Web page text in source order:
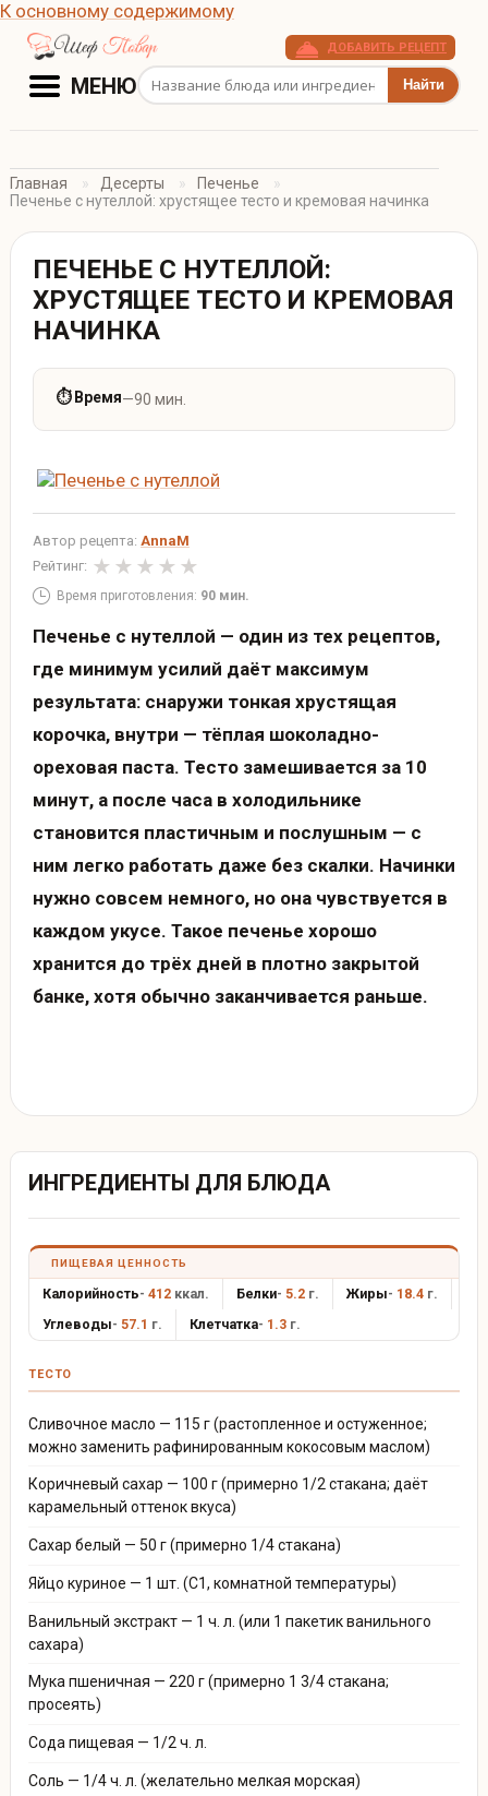
К основному содержимому
ДОБАВИТЬ РЕЦЕПТ
МЕНЮ Поиск рецептов
Главная Десерты
Печенье
Печенье с нутеллой: хрустящее тесто и кремовая начинка
ПЕЧЕНЬЕ С НУТЕЛЛОЙ:
ХРУСТЯЩЕЕ ТЕСТО И КРЕМОВАЯ
НАЧИНКА
⏱ Время—90 мин.
Автор рецепта: AnnaM
Рейтинг:
Время приготовления: 90 мин.
Печенье с нутеллой — один из тех рецептов,
где минимум усилий даёт максимум
результата: снаружи тонкая хрустящая
корочка, внутри — тёплая шоколадно-
ореховая паста. Тесто замешивается за 10
минут, а после часа в холодильнике
становится пластичным и послушным — с
ним легко работать даже без скалки. Начинки
нужно совсем немного, но она чувствуется в
каждом укусе. Такое печенье хорошо
хранится до трёх дней в плотно закрытой
банке, хотя обычно заканчивается раньше.
ИНГРЕДИЕНТЫ ДЛЯ БЛЮДА
ПИЩЕВАЯ ЦЕННОСТЬ
Калорийность- 412ккал. Белки- 5.2г. Жиры- 18.4г.
Углеводы- 57.1 г. Клетчатка- 1.3г.
ТЕСТО
Сливочное масло — 115 г (растопленное и остуженное;
можно заменить рафинированным кокосовым маслом)
Коричневый сахар — 100 г (примерно 1/2 стакана; даёт
карамельный оттенок вкуса)
Сахар белый — 50 г (примерно 1/4 стакана)
Яйцо куриное — 1 шт. (С1, комнатной температуры)
Ванильный экстракт — 1 ч. л. (или 1 пакетик ванильного
сахара)
Мука пшеничная — 220 г (примерно 1 3/4 стакана;
просеять)
Сода пищевая — 1/2 ч. л.
Соль — 1/4 ч. л. (желательно мелкая морская)